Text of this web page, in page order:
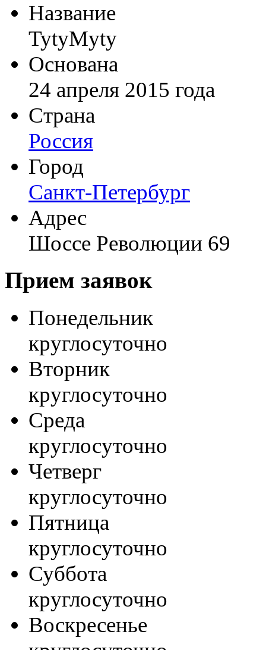
Название
TytyMyty
Основана
24 апреля 2015 года
Страна
Россия
Город
Санкт-Петербург
Адрес
Шоссе Революции 69
Прием заявок
Понедельник
круглосуточно
Вторник
круглосуточно
Среда
круглосуточно
Четверг
круглосуточно
Пятница
круглосуточно
Суббота
круглосуточно
Воскресенье